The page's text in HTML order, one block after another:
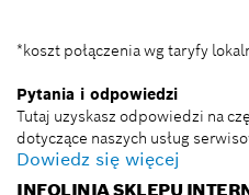
*koszt połączenia wg taryfy
Pytania i odpowiedzi
Tutaj uzyskasz odpowiedzi na
dotyczące naszych usług
Dowiedz się więcej
INFOLINIA SKLEPU